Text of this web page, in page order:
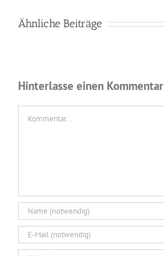
Ähnliche Beiträge
Hinterlasse einen Kommentar